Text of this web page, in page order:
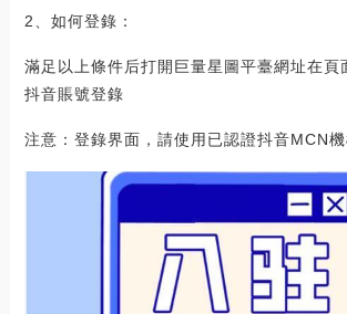
2、如何登錄：
滿足以上條件后打開巨量星圖平臺網址在
抖音賬號登錄
注意：登錄界面，請使用已認證抖音MCN